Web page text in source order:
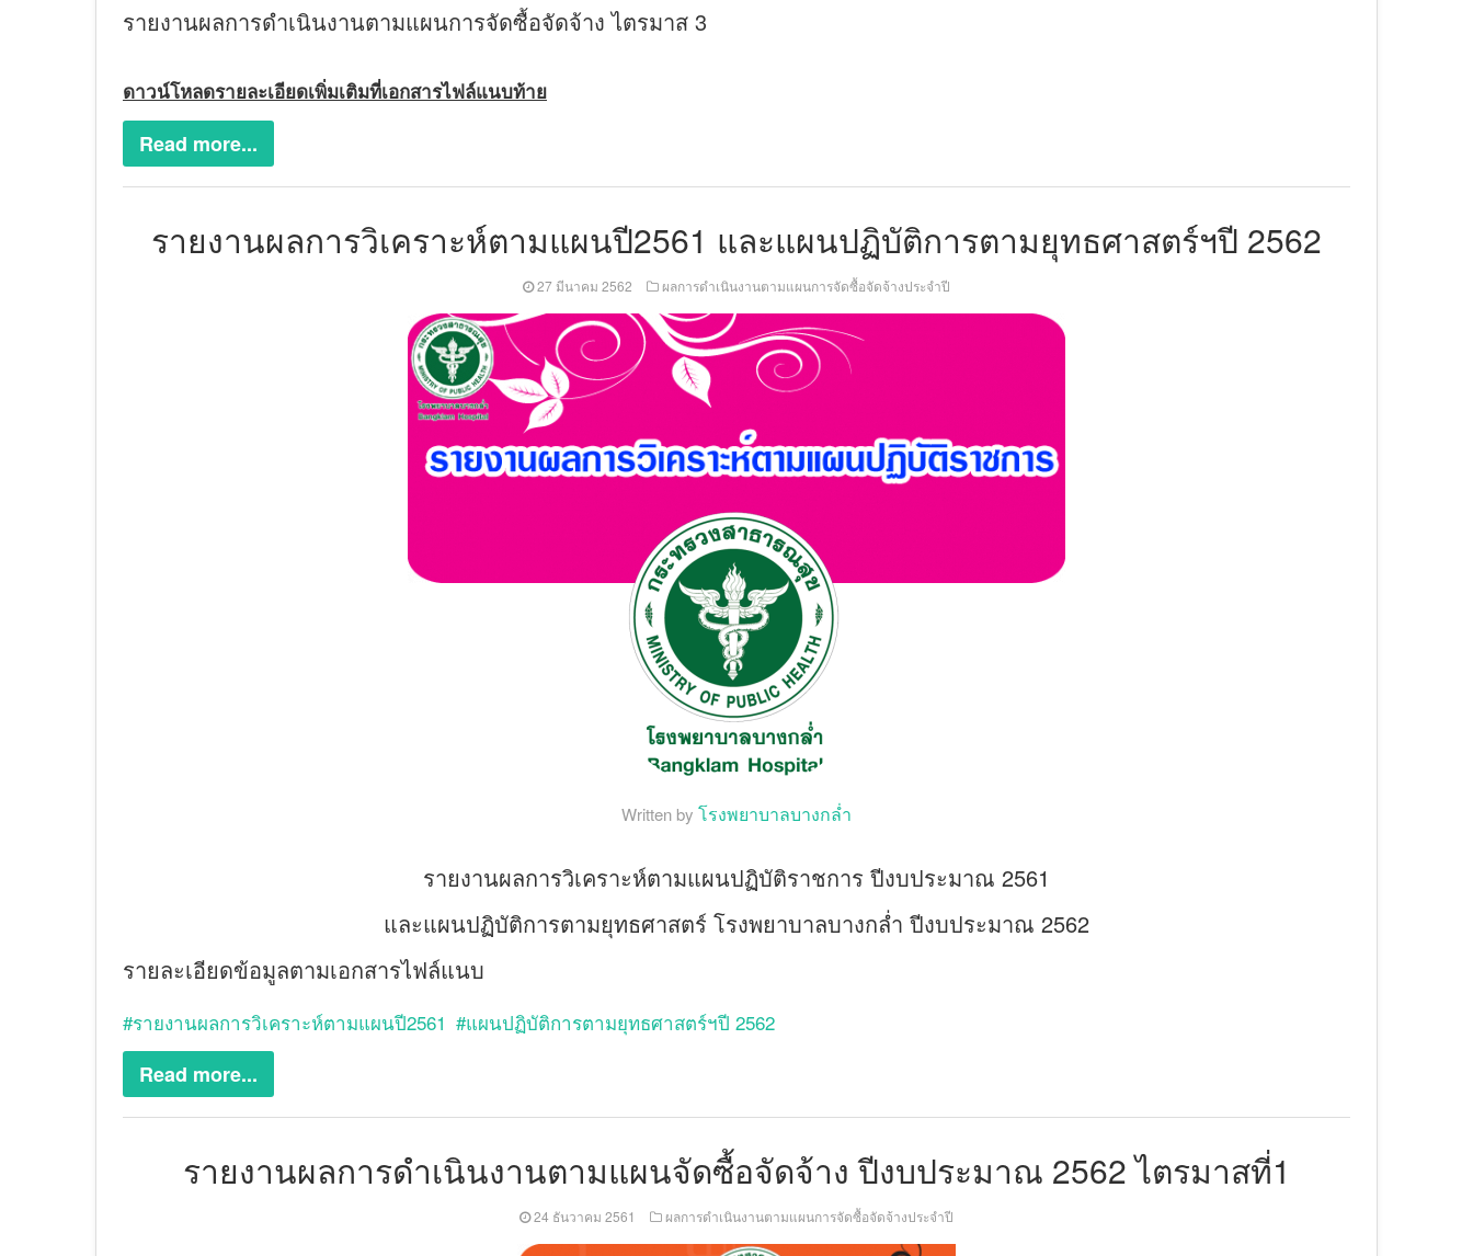
รายงานผลการดำเนินงานตามแผนการจัดซื้อจัดจ้าง ไตรมาส 3
ดาวน์โหลดรายละเอียดเพิ่มเติมที่เอกสารไฟล์แนบท้าย
Read more...
รายงานผลการวิเคราะห์ตามแผนปี2561 และแผนปฏิบัติการตามยุทธศาสตร์ฯปี 2562
27 มีนาคม 2562 ผลการดำเนินงานตามแผนการจัดซื้อจัดจ้างประจำปี
Written by โรงพยาบาลบางกล่ำ
รายงานผลการวิเคราะห์ตามแผนปฏิบัติราชการ ปีงบประมาณ 2561
และแผนปฏิบัติการตามยุทธศาสตร์ โรงพยาบาลบางกล่ำ ปีงบประมาณ 2562
รายละเอียดข้อมูลตามเอกสารไฟล์แนบ
รายงานผลการวิเคราะห์ตามแผนปี2561 แผนปฏิบัติการตามยุทธศาสตร์ฯปี 2562
Read more...
รายงานผลการดำเนินงานตามแผนจัดซื้อจัดจ้าง ปีงบประมาณ 2562 ไตรมาสที่1
24 ธันวาคม 2561 ผลการดำเนินงานตามแผนการจัดซื้อจัดจ้างประจำปี